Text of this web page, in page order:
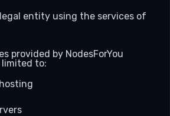
entity using the services of
provided by NodesForYou
to: